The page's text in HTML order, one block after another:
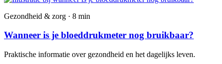
Gezondheid & zorg · 8 min
Wanneer is je bloeddrukmeter nog bruikbaar?
Praktische informatie over gezondheid en het dagelijks leven.